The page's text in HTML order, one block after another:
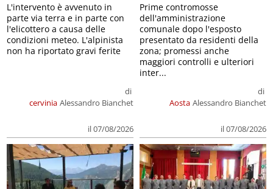
cervinia
di
Alessandro Bianchet
il 07/08/2026
L'intervento è avvenuto in
parte via terra e in parte con
l'elicottero a causa delle
condizioni meteo. L'alpinista
non ha riportato gravi ferite
Aosta
di
Alessandro Bianchet
il 07/08/2026
Prime contromosse
dell'amministrazione
comunale dopo l'esposto
presentato da residenti della
zona; promessi anche
maggiori controlli e ulteriori
inter...